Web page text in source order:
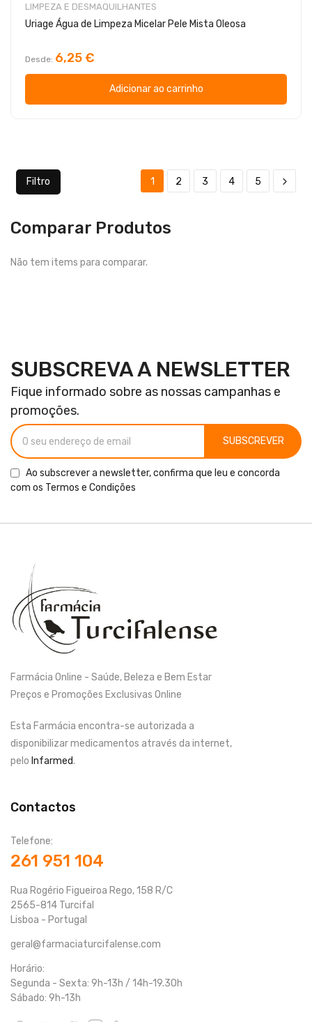
LIMPEZA E DESMAQUILHANTES
Uriage Água de Limpeza Micelar Pele Mista Oleosa
Desde 6,25 €
Adicionar ao carrinho
Filtro 1 2 3 4 5
Comparar Produtos
Não tem items para comparar.
SUBSCREVA A NEWSLETTER
Fique informado sobre as nossas campanhas e
promoções.
SUBSCREVER
Ao subscrever a newsletter, confirma que leu e concorda
com os Termos e Condições
Farmácia Online - Saúde, Beleza e Bem Estar
Preços e Promoções Exclusivas Online
Esta Farmácia encontra-se autorizada a
disponibilizar medicamentos através da internet,
pelo Infarmed.
Contactos
Telefone:
261 951 104
Rua Rogério Figueiroa Rego, 158 R/C
2565-814 Turcifal
Lisboa - Portugal
geral@farmaciaturcifalense.com
Horário:
Segunda - Sexta: 9h-13h / 14h-19.30h
Sábado: 9h-13h